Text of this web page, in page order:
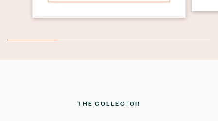
THE COLLECTOR